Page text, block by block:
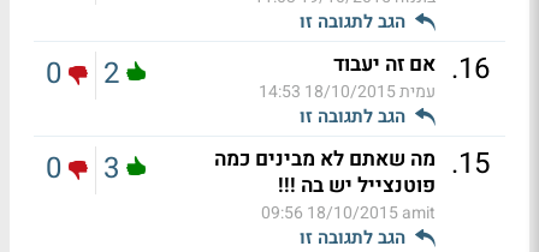
הגב לתגובה זו
16
. אם זה יעבוד
עמית18/10/2015 14:53
הגב לתגובה זו
2
0
15
. מה שאתם לא מבינים כמה
פוטנצייל יש בה !!!
amit
18/10/2015 09:56
הגב לתגובה זו
3
0